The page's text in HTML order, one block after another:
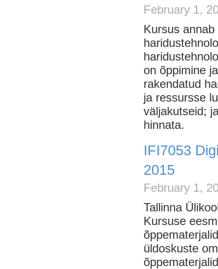
February 1,
Kursus
on õppimine
rakendatud
ja ressursse
väljakutseid;
hinnata.
IFI7053
2015
February 1,
Tallinna
Kursuse
üldoskuste